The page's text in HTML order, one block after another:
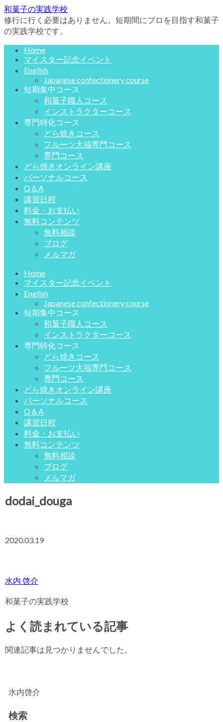
和菓子の実践学校
修行に行く必要はありません。短期間にプロを目指す和菓子
の実践学校です。
Home
マイスター記念イベント
English
Japanese confectionery course
短期集中コース
和菓子職人コース
インストラクターコース
専門特化コース
どら焼きコース
フルーツ大福専門コース
専門コース
どら焼きオンライン講座
パーソナルコース
Q＆A
講習日程
料金・お支払い
無料コンテンツ
無料相談
ブログ
メルマガ
Home
マイスター記念イベント
English
Japanese confectionery course
短期集中コース
和菓子職人コース
インストラクターコース
専門特化コース
どら焼きコース
フルーツ大福専門コース
専門コース
どら焼きオンライン講座
パーソナルコース
Q＆A
講習日程
料金・お支払い
無料コンテンツ
無料相談
ブログ
メルマガ
dodai_douga
2020.03.19
水内 啓介
和菓子の実践学校
よく読まれている記事
関連記事は見つかりませんでした。
水内啓介
検索